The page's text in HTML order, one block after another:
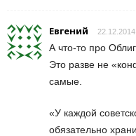
Евгений
А что-то про
Это разве не
самые.
«У каждой
обязательно